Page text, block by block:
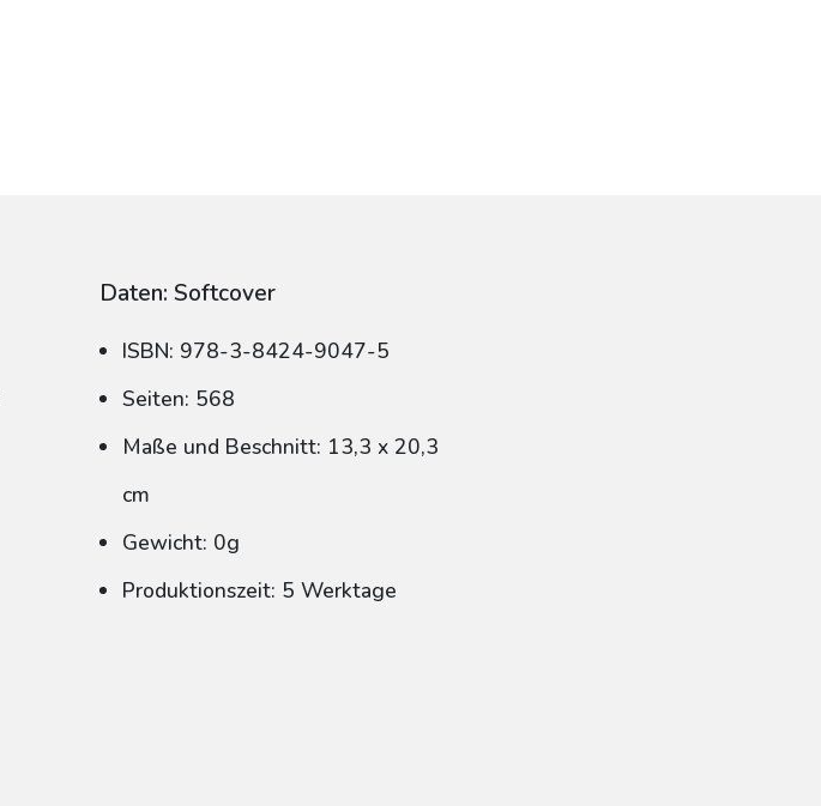
Daten: Softcover
ISBN: 978-3-8424-9047-5
Seiten: 568
Maße und Beschnitt: 13,3 x 20,3
cm
Gewicht: 0g
Produktionszeit: 5 Werktage